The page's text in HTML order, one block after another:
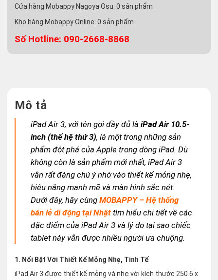
Cửa hàng Mobappy Nagoya Osu: 0 sản phẩm
Kho hàng Mobappy Online: 0 sản phẩm
Số Hotline: 090-2668-8868
Mô tả
iPad Air 3, với tên gọi đầy đủ làiPad Air 10.5-
inch (thế hệ thứ 3), là một trong những sản
phẩm đột phá của Apple trong dòng iPad. Dù
không còn là sản phẩm mới nhất, iPad Air 3
vẫn rất đáng chú ý nhờ vào thiết kế mỏng nhẹ,
hiệu năng mạnh mẽ và màn hình sắc nét.
Dưới đây, hãy cùngMOBAPPY – Hệ thống
bán lẻ di động tại Nhật tìm hiểu chi tiết về các
đặc điểm của iPad Air 3 và lý do tại sao chiếc
tablet này vẫn được nhiều người ưa chuộng.
1. Nổi Bật Với Thiết Kế Mỏng Nhẹ, Tinh Tế
iPad Air 3 được thiết kế mỏng và nhẹ với kích thước 250.6 x